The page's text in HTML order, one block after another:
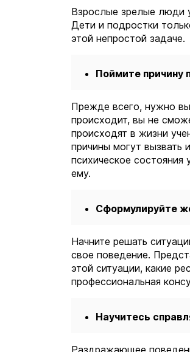
Взрослые зрелые люди
Дети и подростки
этой непростой задаче.
Поймите причину
Прежде всего, нужно
происходит, вы не
происходят в жизни
причины могут вызвать
психическое
ему.
Сформулируйте
Начните решать
свое поведение.
этой ситуации, какие
профессиональная
Научитесь
Раздражающее